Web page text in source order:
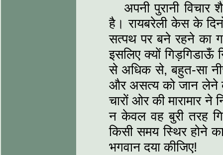
अपनी पुरानी विचार
है। रायबरेली केस के
सत्‍पथ पर बने रहने का
इसलिए क्‍यों
से अधिक से, बहुत-सा
और असत्‍य को जान लेने
चारों ओर की मारामार ने
न केवल वह बुरी तरह
किसी समय स्थिर होने
भगवान दया कीजिए!